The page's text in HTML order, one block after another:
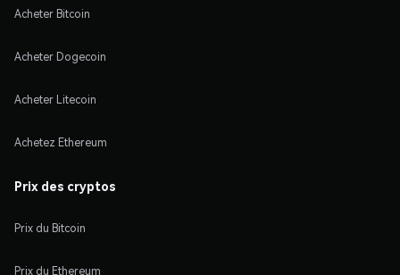
Acheter Bitcoin
Acheter Dogecoin
Acheter Litecoin
Achetez Ethereum
Prix des cryptos
Prix du Bitcoin
Prix du Ethereum